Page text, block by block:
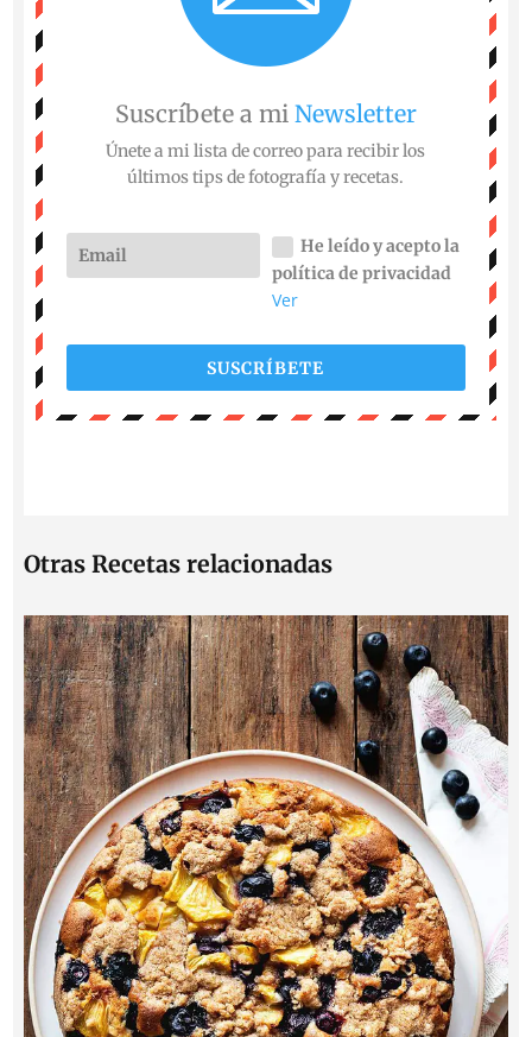
Suscríbete a mi Newsletter
Únete a mi lista de correo para recibir los
últimos tips de fotografía y recetas.
He leído y acepto la
política de privacidad
Ver
SUSCRÍBETE
Otras Recetas relacionadas